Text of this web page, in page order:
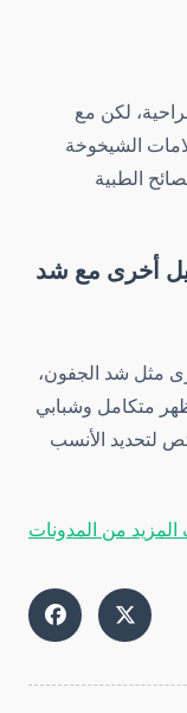
لكن مع
الشيخوخة
أخرى مع شد
مثل شد الجفون،
متكامل وشبابي
لتحديد الأنسب
من المدونات